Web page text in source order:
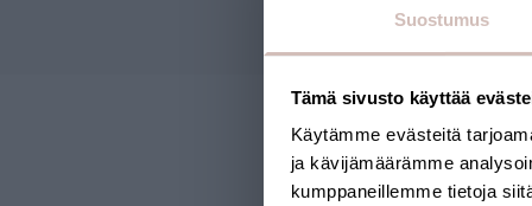
Suostumus
Tämä sivusto käyttää
Käytämme evästeitä
ja kävijämäärämme
kumppaneillemme tietoja